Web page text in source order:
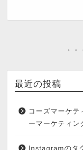
最近の投稿
コーズマーケテ
ーマーケティン
Instagramのタ